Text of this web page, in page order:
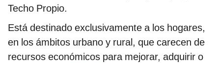
Techo Propio.
Está destinado exclusivamente a los hogares,
en los ámbitos urbano y rural, que carecen de
recursos económicos para mejorar, adquirir o